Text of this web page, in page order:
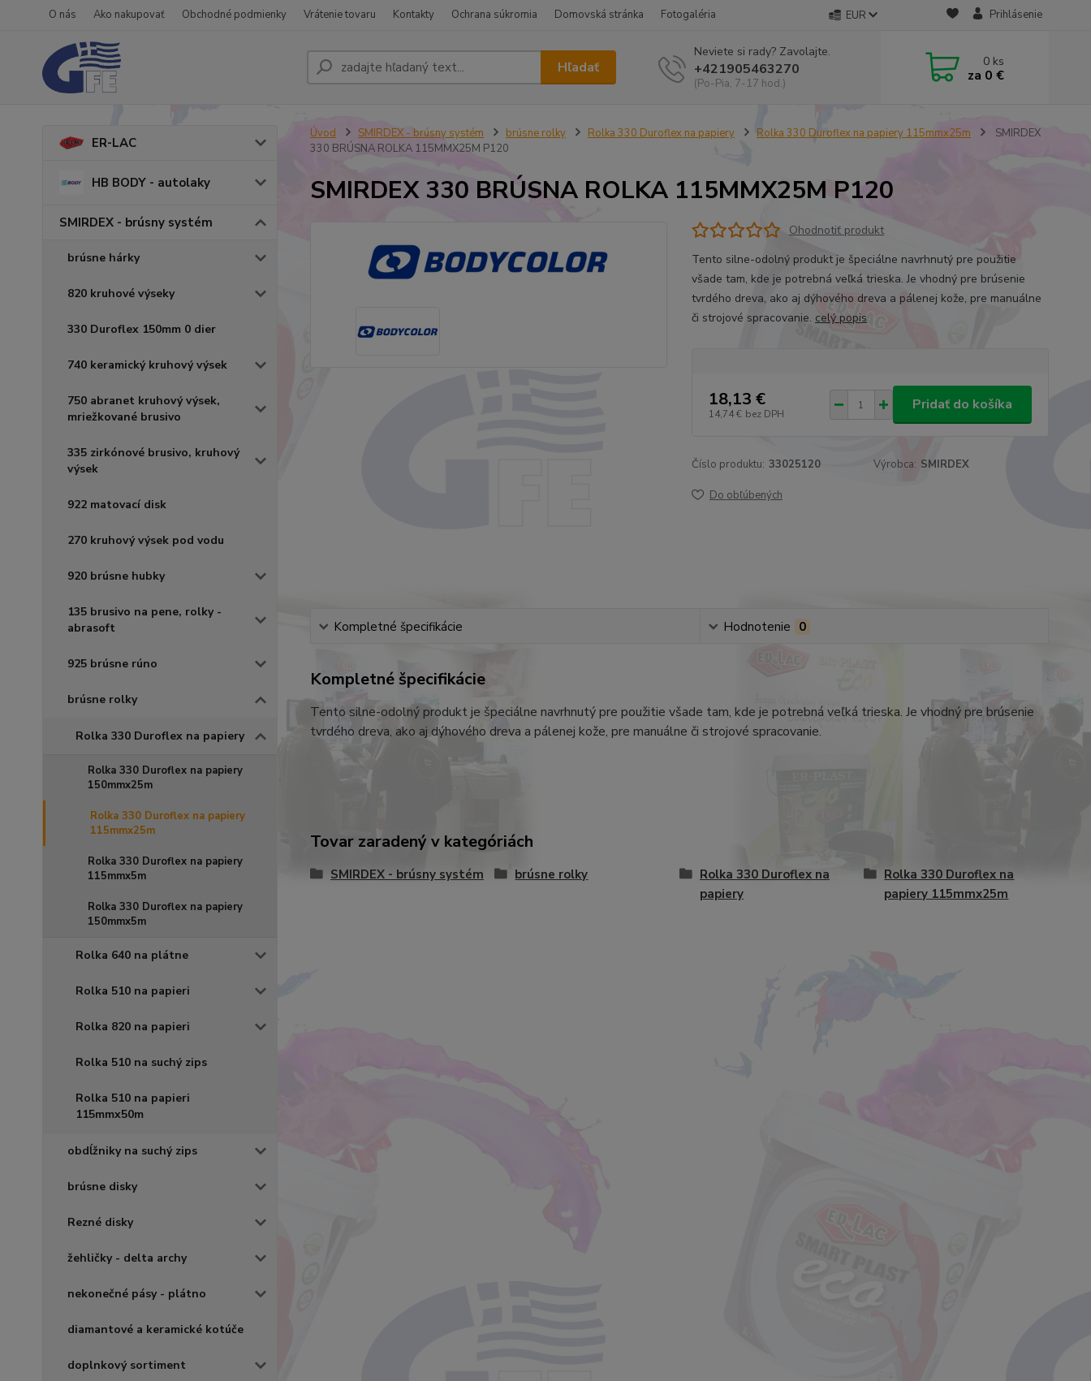
O nás Ako nakupovať Obchodné podmienky Vrátenie tovaru Kontakty Ochrana súkromia Domovská stránka Fotogaléria EUR Prihlásenie
Hľadať
Neviete si rady? Zavolajte.
+421905463270
(Po-Pia, 7-17 hod.)
0 ks
za 0 €
ER-LAC
HB BODY - autolaky
SMIRDEX - brúsny systém
brúsne hárky
820 kruhové výseky
330 Duroflex 150mm 0 dier
740 keramický kruhový výsek
750 abranet kruhový výsek,
mriežkované brusivo
335 zirkónové brusivo, kruhový
výsek
922 matovací disk
270 kruhový výsek pod vodu
920 brúsne hubky
135 brusivo na pene, rolky -
abrasoft
925 brúsne rúno
brúsne rolky
Rolka 330 Duroflex na papiery
Rolka 330 Duroflex na papiery
150mmx25m
Rolka 330 Duroflex na papiery
115mmx25m
Rolka 330 Duroflex na papiery
115mmx5m
Rolka 330 Duroflex na papiery
150mmx5m
Rolka 640 na plátne
Rolka 510 na papieri
Rolka 820 na papieri
Rolka 510 na suchý zips
Rolka 510 na papieri
115mmx50m
obdĺžniky na suchý zips
brúsne disky
Rezné disky
žehličky - delta archy
nekonečné pásy - plátno
diamantové a keramické kotúče
doplnkový sortiment
Úvod SMIRDEX - brúsny systém brúsne rolky Rolka 330 Duroflex na papiery Rolka 330 Duroflex na papiery 115mmx25m
SMIRDEX
330 BRÚSNA ROLKA 115MMX25M P120
SMIRDEX 330 BRÚSNA ROLKA 115MMX25M P120
Ohodnotiť produkt
Tento silne-odolný produkt je špeciálne navrhnutý pre použitie
všade tam, kde je potrebná veľká trieska. Je vhodný pre brúsenie
tvrdého dreva, ako aj dýhového dreva a pálenej kože, pre manuálne
či strojové spracovanie. celý popis
18,13 €
14,74 € bez DPH
Pridať do košíka
Číslo produktu: 33025120 Výrobca: SMIRDEX
Do obľúbených
Kompletné špecifikácie Hodnotenie 0
Kompletné špecifikácie
Tento silne-odolný produkt je špeciálne navrhnutý pre použitie všade tam, kde je potrebná veľká trieska. Je vhodný pre brúsenie
tvrdého dreva, ako aj dýhového dreva a pálenej kože, pre manuálne či strojové spracovanie.
Tovar zaradený v kategóriách
SMIRDEX - brúsny systém brúsne rolky
Rolka 330 Duroflex na
papiery
Rolka 330 Duroflex na
papiery 115mmx25m